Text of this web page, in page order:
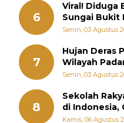
6
Viral! Diduga
Sungai Bukit
Warga
Senin, 03 Agustus
7
Hujan Deras
Wilayah
Perintahkan
Senin, 03 Agustus
8
Sekolah
di Indonesia,
September
Kamis, 06 Agustus